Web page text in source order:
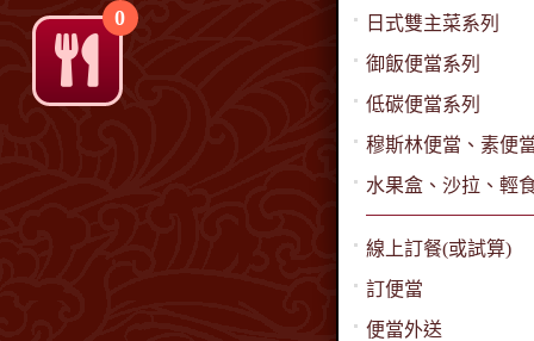
日式雙主菜系列
御飯便當系列
低碳便當系列
穆斯林便當、素便
水果盒、沙拉、輕
線上訂餐(或試算)
訂便當
便當外送
0